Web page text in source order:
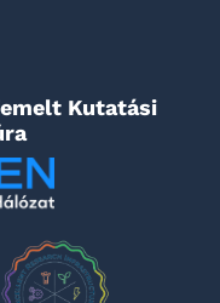
Kutatási